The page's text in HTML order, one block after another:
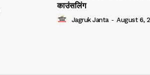
काउंसलिंग
Jagruk Janta - August 6,